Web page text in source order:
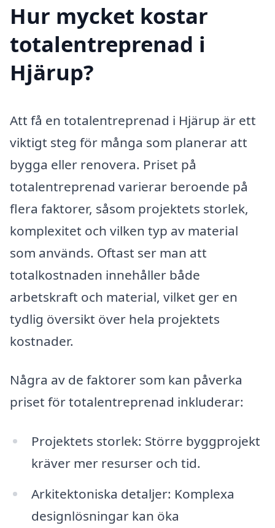
Hur mycket kostar
totalentreprenad i
Hjärup?
Att få en totalentreprenad i Hjärup är ett
viktigt steg för många som planerar att
bygga eller renovera. Priset på
totalentreprenad varierar beroende på
flera faktorer, såsom projektets storlek,
komplexitet och vilken typ av material
som används. Oftast ser man att
totalkostnaden innehåller både
arbetskraft och material, vilket ger en
tydlig översikt över hela projektets
kostnader.
Några av de faktorer som kan påverka
priset för totalentreprenad inkluderar:
Projektets storlek: Större byggprojekt
kräver mer resurser och tid.
Arkitektoniska detaljer: Komplexa
designlösningar kan öka